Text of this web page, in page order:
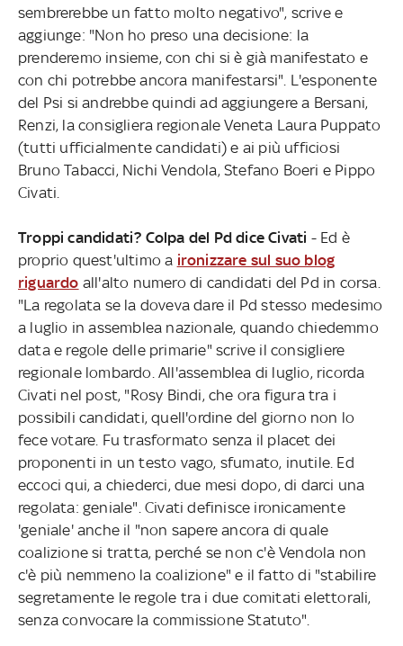
sembrerebbe un fatto molto negativo", scrive e
aggiunge: "Non ho preso una decisione: la
prenderemo insieme, con chi si è già manifestato e
con chi potrebbe ancora manifestarsi". L'esponente
del Psi si andrebbe quindi ad aggiungere a Bersani,
Renzi, la consigliera regionale Veneta Laura Puppato
(tutti ufficialmente candidati) e ai più ufficiosi
Bruno Tabacci, Nichi Vendola, Stefano Boeri e Pippo
Civati.
Troppi candidati? Colpa del Pd dice Civati - Ed è
proprio quest'ultimo a ironizzare sul suo blog
riguardo all'alto numero di candidati del Pd in corsa.
"La regolata se la doveva dare il Pd stesso medesimo
a luglio in assemblea nazionale, quando chiedemmo
data e regole delle primarie" scrive il consigliere
regionale lombardo. All'assemblea di luglio, ricorda
Civati nel post, "Rosy Bindi, che ora figura tra i
possibili candidati, quell'ordine del giorno non lo
fece votare. Fu trasformato senza il placet dei
proponenti in un testo vago, sfumato, inutile. Ed
eccoci qui, a chiederci, due mesi dopo, di darci una
regolata: geniale". Civati definisce ironicamente
'geniale' anche il "non sapere ancora di quale
coalizione si tratta, perché se non c'è Vendola non
c'è più nemmeno la coalizione" e il fatto di "stabilire
segretamente le regole tra i due comitati elettorali,
senza convocare la commissione Statuto".